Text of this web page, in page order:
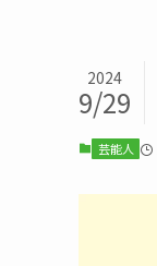
2024
9/29
芸能人